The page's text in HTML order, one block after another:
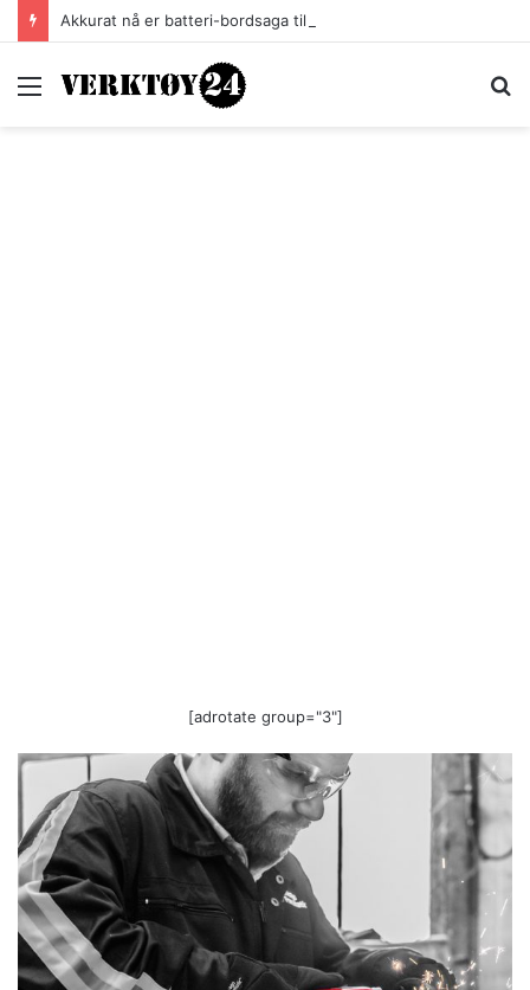
Akkurat nå er batteri-bordsaga til Festool billigere
Meny
[adrotate group="3"]